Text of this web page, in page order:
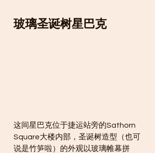
玻璃圣诞树星巴克
这间星巴克位于捷运站旁的Sathorn
Square大楼内部，圣诞树造型（也可
说是竹笋啦）的外观以玻璃帷幕拼